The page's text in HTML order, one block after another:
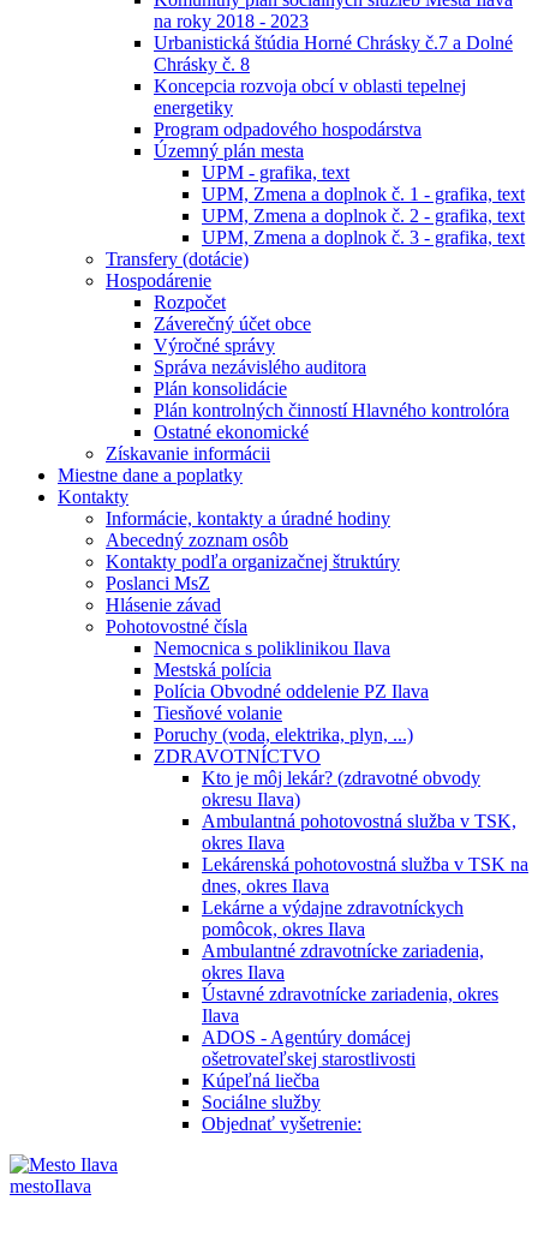
na roky 2018 - 2023
Urbanistická štúdia Horné Chrásky č.7 a Dolné
Chrásky č. 8
Koncepcia rozvoja obcí v oblasti tepelnej
energetiky
Program odpadového hospodárstva
Územný plán mesta
UPM - grafika, text
UPM, Zmena a doplnok č. 1 - grafika, text
UPM, Zmena a doplnok č. 2 - grafika, text
UPM, Zmena a doplnok č. 3 - grafika, text
Transfery (dotácie)
Hospodárenie
Rozpočet
Záverečný účet obce
Výročné správy
Správa nezávislého auditora
Plán konsolidácie
Plán kontrolných činností Hlavného kontrolóra
Ostatné ekonomické
Získavanie informácii
Miestne dane a poplatky
Kontakty
Informácie, kontakty a úradné hodiny
Abecedný zoznam osôb
Kontakty podľa organizačnej štruktúry
Poslanci MsZ
Hlásenie závad
Pohotovostné čísla
Nemocnica s poliklinikou Ilava
Mestská polícia
Polícia Obvodné oddelenie PZ Ilava
Tiesňové volanie
Poruchy (voda, elektrika, plyn, ...)
ZDRAVOTNÍCTVO
Kto je môj lekár? (zdravotné obvody
okresu Ilava)
Ambulantná pohotovostná služba v TSK,
okres Ilava
Lekárenská pohotovostná služba v TSK na
dnes, okres Ilava
Lekárne a výdajne zdravotníckych
pomôcok, okres Ilava
Ambulantné zdravotnícke zariadenia,
okres Ilava
Ústavné zdravotnícke zariadenia, okres
Ilava
ADOS - Agentúry domácej
ošetrovateľskej starostlivosti
Kúpeľná liečba
Sociálne služby
Objednať vyšetrenie:
mestoIlava